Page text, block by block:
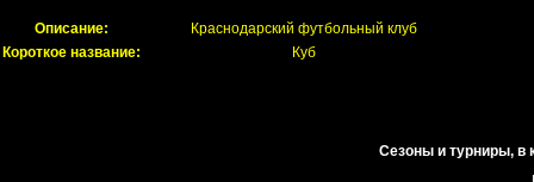
Описание:
Краснодарский футбольный клуб
Короткое название:
Куб
Сезоны и турниры, в